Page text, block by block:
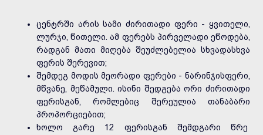
ცენტრში არის სამი ძირითადი ფერი - ყვითელი,
ლურჯი, წითელი. ამ ფერებს პირველადი ეწოდება,
რადგან მათი მიღება შეუძლებელია სხვადასხვა
ფერის შერევით;
შემდეგ მოდის მეორადი ფერები - ნარინჯისფერი,
მწვანე, მეწამული. ისინი შედგება ორი ძირითადი
ფერისგან, რომლებიც შერეულია თანაბარი
პროპორციებით;
ხოლო გარე 12 ფერისგან შემდგარი წრე